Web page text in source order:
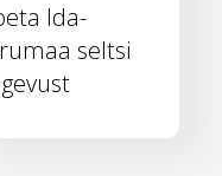
Ida-
seltsi